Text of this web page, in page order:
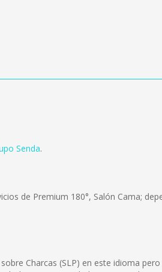
Senda.
de Premium 180°, Salón Cama;
Charcas (SLP) en este idioma